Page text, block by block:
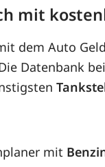
mit
dem Auto
Datenbank
mit